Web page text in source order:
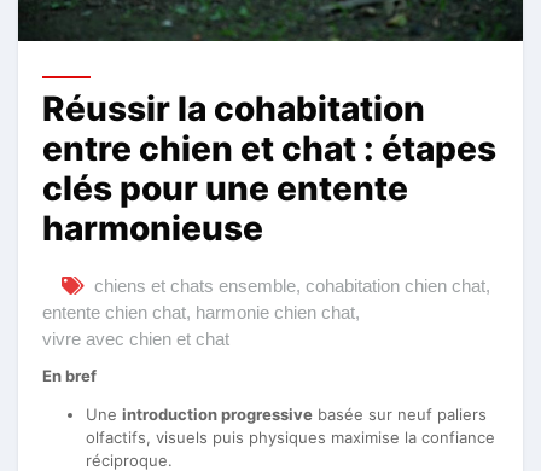
Réussir la cohabitation
entre chien et chat : étapes
clés pour une entente
harmonieuse
chiens et chats ensemble, cohabitation chien chat,
entente chien chat, harmonie chien chat,
vivre avec chien et chat
En bref
Une introduction progressive basée sur neuf paliers
olfactifs, visuels puis physiques maximise la confiance
réciproque.